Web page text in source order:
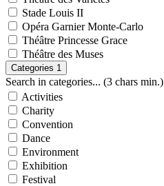
Stade Louis II
Opéra Garnier Monte-Carlo
Théâtre Princesse Grace
Théâtre des Muses
Categories 1
Search in categories... (3 chars min.)
Activities
Charity
Convention
Dance
Environment
Exhibition
Festival